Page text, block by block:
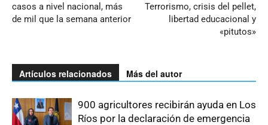
casos a nivel nacional, más
de mil que la semana anterior
Terrorismo, crisis del pellet,
libertad educacional y
«pitutos»
Artículos relacionados Más del autor
900 agricultores recibirán ayuda en Los
Ríos por la declaración de emergencia